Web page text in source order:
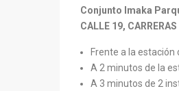
Conjunto Imaka
CALLE 19,
Frente a la estación
A 2 minutos de la
A 3 minutos de 2